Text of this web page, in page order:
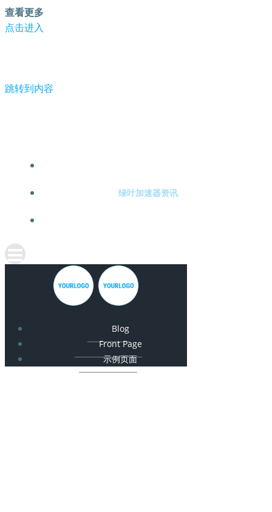
查看更多
点击进入
跳转到内容
绿叶加速器资讯
Blog
Front Page
示例页面